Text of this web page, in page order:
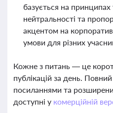
базується на принципах
нейтральності та
акцентом на
умови для різних
Кожне з питань — це
публікацій за день.
посиланнями та
доступні у комерційній